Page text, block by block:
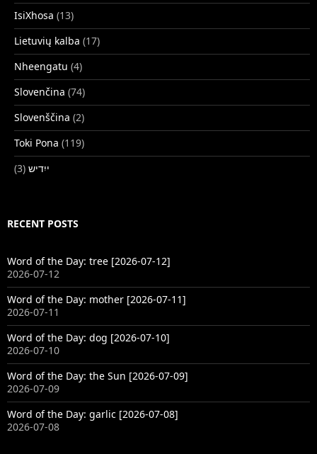
IsiXhosa (13)
Lietuvių kalba (17)
Nheengatu (4)
Slovenčina (74)
Slovenščina (2)
Toki Pona (119)
ייִדיש (3)
RECENT POSTS
Word of the Day: tree [2026-07-12]
2026-07-12
Word of the Day: mother [2026-07-11]
2026-07-11
Word of the Day: dog [2026-07-10]
2026-07-10
Word of the Day: the Sun [2026-07-09]
2026-07-09
Word of the Day: garlic [2026-07-08]
2026-07-08